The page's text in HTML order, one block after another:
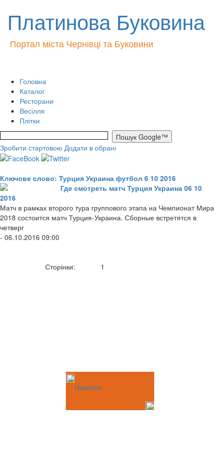
Платинова Буковина
Портал міста Чернівці та Буковини
Головна
Каталог
Ресторани
Весілля
Плітки
Зробити стартовою Додати в обрані
Ключове слово: Турция Украина футбол 6 10 2016
Где смотреть матч Турция Украина 06 10
2016
Матч в рамках второго тура группового этапа на Чемпионат Мира
2018 состоится матч Турция-Украина. Сборные встретятся в
четверг
- 06.10.2016 09:00
Сторінки: 1
Новости